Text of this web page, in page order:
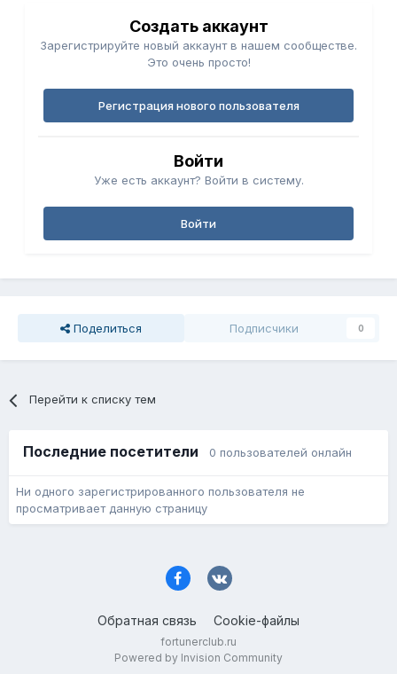
Создать аккаунт
Зарегистрируйте новый аккаунт в нашем сообществе.
Это очень просто!
Регистрация нового пользователя
Войти
Уже есть аккаунт? Войти в систему.
Войти
Поделиться Подписчики 0
Перейти к списку тем
Последние посетители 0 пользователей онлайн
Ни одного зарегистрированного пользователя не
просматривает данную страницу
Обратная связь Cookie-файлы
fortunerclub.ru
Powered by Invision Community